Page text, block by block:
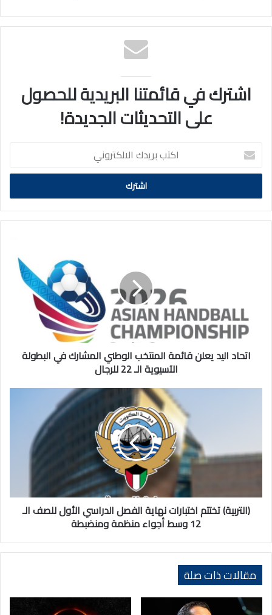
اشترك في قائمتنا البريدية للحصول
على التحديثات الجديدة!
اكتب
بريدك
الالكتروني
المشارك
البطولة
الآسيوية
للرجال
اتحاد اليد يعلن قائمة المنتخب الوطني المشارك في البطولة
الآسيوية الـ 22 للرجال
الدراسي
الـ
منظمة
(التربية) تختتم اختبارات نهاية الفصل الدراسي الأول للصف الـ
12 وسط أجواء منظمة ومنضبطة
مقالات ذات صلة